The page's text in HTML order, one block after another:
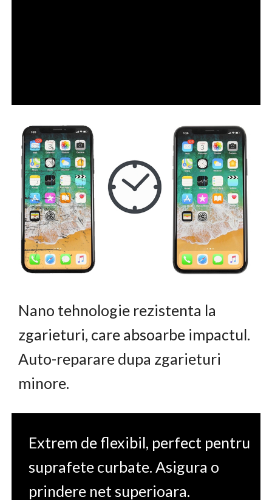
Nano tehnologie rezistenta la
zgarieturi, care absoarbe impactul.
Auto-reparare dupa zgarieturi
minore.
Extrem de flexibil, perfect pentru
suprafete curbate. Asigura o
prindere net superioara.